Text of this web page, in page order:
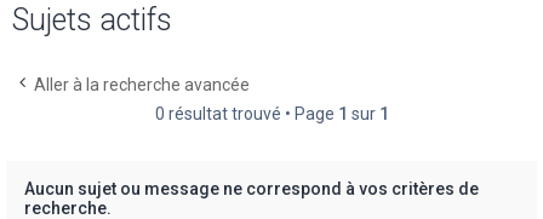
Sujets actifs
Aller à la recherche avancée
0 résultat trouvé • Page 1 sur 1
Aucun sujet ou message ne correspond à vos critères de
recherche.